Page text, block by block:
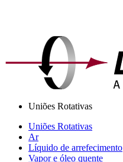
Uniões Rotativas
Uniões Rotativas
Ar
Líquido de arrefecimento
Vapor e óleo quente